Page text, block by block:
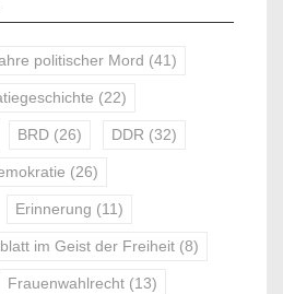
politischer Mord (41)
(22)
BRD (26) DDR (32)
(26)
Erinnerung (11)
im Geist der Freiheit (8)
Frauenwahlrecht (13)